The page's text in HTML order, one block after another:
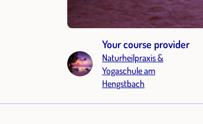
Your course provider
Naturheilpraxis &
Yogaschule am
Hengstbach